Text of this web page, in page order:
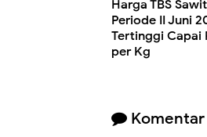
Harga TBS
Periode II Juni
Tertinggi Capai
per Kg
Komentar